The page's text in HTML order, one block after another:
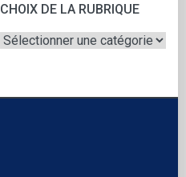
CHOIX DE LA RUBRIQUE